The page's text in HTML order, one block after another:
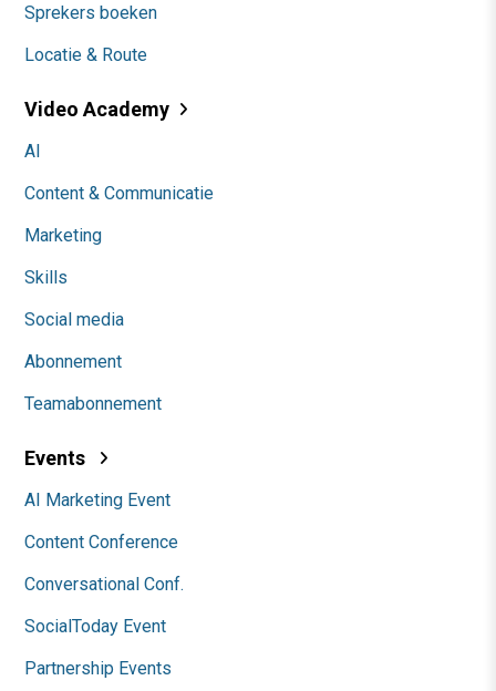
Sprekers boeken
Locatie & Route
Video Academy
AI
Content & Communicatie
Marketing
Skills
Social media
Abonnement
Teamabonnement
Events
AI Marketing Event
Content Conference
Conversational Conf.
SocialToday Event
Partnership Events